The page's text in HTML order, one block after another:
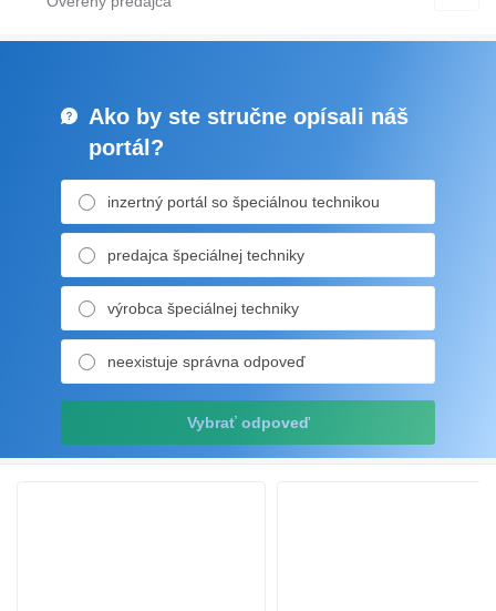
Ako by ste stručne opísali náš
portál?
inzertný portál so špeciálnou technikou
predajca špeciálnej techniky
výrobca špeciálnej techniky
neexistuje správna odpoveď
Vybrať odpoveď